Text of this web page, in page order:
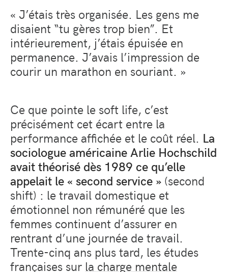
« J’étais très organisée. Les gens me
disaient “tu gères trop bien”. Et
intérieurement, j’étais épuisée en
permanence. J’avais l’impression de
courir un marathon en souriant. »
Ce que pointe le soft life, c’est
précisément cet écart entre la
performance affichée et le coût réel. La
sociologue américaine Arlie Hochschild
avait théorisé dès 1989 ce qu’elle
appelait le « second service » (second
shift) : le travail domestique et
émotionnel non rémunéré que les
femmes continuent d’assurer en
rentrant d’une journée de travail.
Trente-cinq ans plus tard, les études
françaises sur la charge mentale